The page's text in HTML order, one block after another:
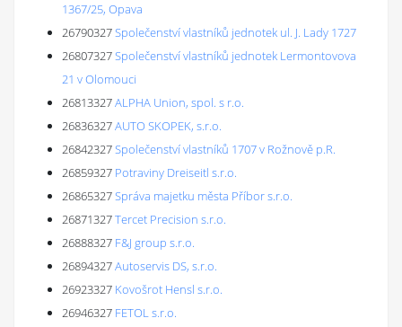
1367/25, Opava
26790327Společenství vlastníků jednotek ul. J. Lady 1727
26807327Společenství vlastníků jednotek Lermontovova
21 v Olomouci
26813327ALPHA Union, spol. s r.o.
26836327AUTO SKOPEK, s.r.o.
26842327Společenství vlastníků 1707 v Rožnově p.R.
26859327 Potraviny Dreiseitl s.r.o.
26865327Správa majetku města Příbor s.r.o.
26871327Tercet Precision s.r.o.
26888327 F&J group s.r.o.
26894327Autoservis DS, s.r.o.
26923327 Kovošrot Hensl s.r.o.
26946327 FETOL s.r.o.